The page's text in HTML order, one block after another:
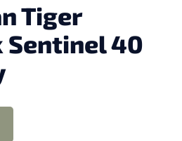
Tiger
Sentinel 40